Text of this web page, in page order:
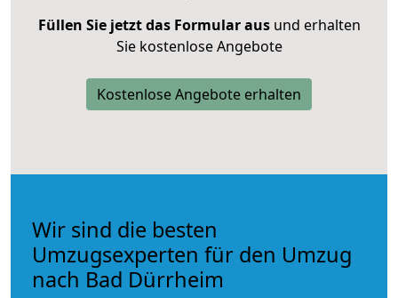
Füllen Sie jetzt das Formular ausund erhalten
Sie kostenlose Angebote
Kostenlose Angebote erhalten
Wir sind die besten
Umzugsexperten für den Umzug
nach Bad Dürrheim